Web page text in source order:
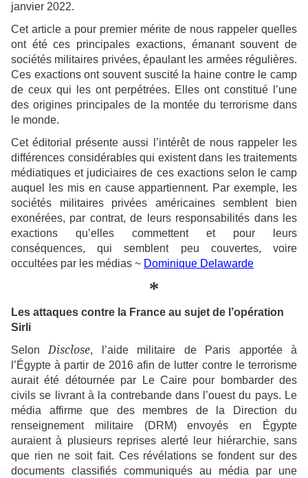
janvier 2022.
Cet article a pour premier mérite de nous rappeler quelles
ont été ces principales exactions, émanant souvent de
sociétés militaires privées, épaulant les armées régulières.
Ces exactions ont souvent suscité la haine contre le camp
de ceux qui les ont perpétrées. Elles ont constitué l’une
des origines principales de la montée du terrorisme dans
le monde.
Cet éditorial présente aussi l’intérêt de nous rappeler les
différences considérables qui existent dans les traitements
médiatiques et judiciaires de ces exactions selon le camp
auquel les mis en cause appartiennent. Par exemple, les
sociétés militaires privées américaines semblent bien
exonérées, par contrat, de leurs responsabilités dans les
exactions qu’elles commettent et pour leurs
conséquences, qui semblent peu couvertes, voire
occultées par les médias ~ Dominique Delawarde
*
Les attaques contre la France au sujet de l’opération
Sirli
Selon Disclose, l’aide militaire de Paris apportée à
l’Égypte à partir de 2016 afin de lutter contre le terrorisme
aurait été détournée par Le Caire pour bombarder des
civils se livrant à la contrebande dans l’ouest du pays. Le
média affirme que des membres de la Direction du
renseignement militaire (DRM) envoyés en Égypte
auraient à plusieurs reprises alerté leur hiérarchie, sans
que rien ne soit fait. Ces révélations se fondent sur des
documents classifiés communiqués au média par une